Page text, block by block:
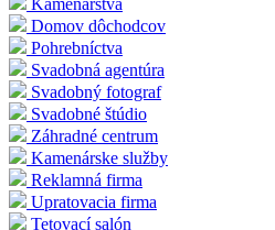
Kamenárstva
Domov dôchodcov
Pohrebníctva
Svadobná agentúra
Svadobný fotograf
Svadobné štúdio
Záhradné centrum
Kamenárske služby
Reklamná firma
Upratovacia firma
Tetovací salón